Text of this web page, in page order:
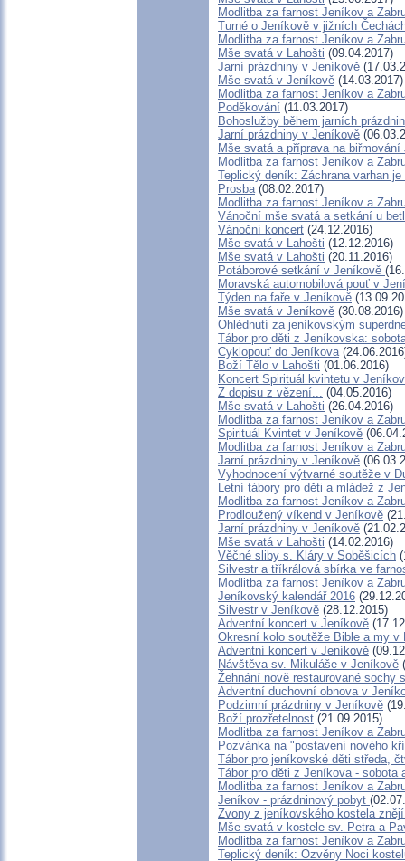
Modlitba za farnost Jeníkov a
Turné o Jeníkově v jižních
Modlitba za farnost Jeníkov a
Mše svatá v Lahošti (09.04.2017)
Jarní prázdniny v Jeníkově
Mše svatá v Jeníkově (14.03.2017)
Modlitba za farnost Jeníkov a
Poděkování (11.03.2017)
Bohoslužby během jarních
Jarní prázdniny v Jeníkově
Mše svatá a příprava na biřmování
Modlitba za farnost Jeníkov a
Teplický deník: Záchrana varhan
Prosba (08.02.2017)
Modlitba za farnost Jeníkov a
Vánoční mše svatá a setkání u
Vánoční koncert (24.12.2016)
Mše svatá v Lahošti (12.12.2016)
Mše svatá v Lahošti (20.11.2016)
Potáborové setkání v Jeníkově
Moravská automobilová pouť v
Týden na faře v Jeníkově
Mše svatá v Jeníkově (30.08.2016)
Ohlédnutí za jeníkovským
Tábor pro děti z Jeníkovska:
Cyklopouť do Jeníkova
Boží Tělo v Lahošti (01.06.2016)
Koncert Spirituál kvintetu v
Z dopisu z vězení...
(04.05.2016)
Mše svatá v Lahošti (26.04.2016)
Modlitba za farnost Jeníkov a
Spirituál Kvintet v Jeníkově
Modlitba za farnost Jeníkov a
Jarní prázdniny v Jeníkově
Vyhodnocení výtvarné soutěže v
Letní tábory pro děti a mládež z
Modlitba za farnost Jeníkov a
Prodloužený víkend v Jeníkově
Jarní prázdniny v Jeníkově
Mše svatá v Lahošti (14.02.2016)
Věčné sliby s. Kláry v Soběšicích
Silvestr a tříkrálová sbírka ve
Modlitba za farnost Jeníkov a
Jeníkovský kalendář 2016
Silvestr v Jeníkově (28.12.2015)
Adventní koncert v Jeníkově
Okresní kolo soutěže Bible a my v
Adventní koncert v Jeníkově
Návštěva sv. Mikuláše v Jeníkově
Žehnání nově restaurované sochy
Adventní duchovní obnova v
Podzimní prázdniny v Jeníkově
Boží prozřetelnost (21.09.2015)
Modlitba za farnost Jeníkov a
Pozvánka na "postavení nového
Tábor pro jeníkovské děti středa,
Tábor pro děti z Jeníkova - sobota
Modlitba za farnost Jeníkov a
Jeníkov - prázdninový pobyt
Zvony z jeníkovského kostela
Mše svatá v kostele sv. Petra a
Modlitba za farnost Jeníkov a
Teplický deník: Ozvěny Noci